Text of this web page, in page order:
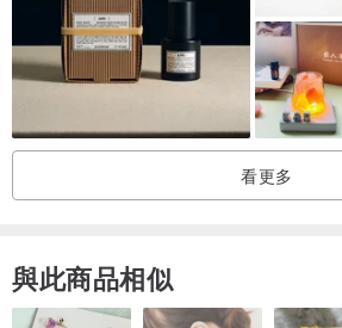
2️⃣鼠尾草海鹽（熱銷款）-現貨
3️⃣藍風鈴（清新花果香）-現貨
4️⃣法國杜松與薰衣草（舒壓）-現貨
5️⃣男朋友毛衣（中性木質香）-現貨
6️⃣黑莓與月桂- 現貨
❤️天然大豆蠟可以淨化空氣，植物精油還有
看更多
與此商品相似